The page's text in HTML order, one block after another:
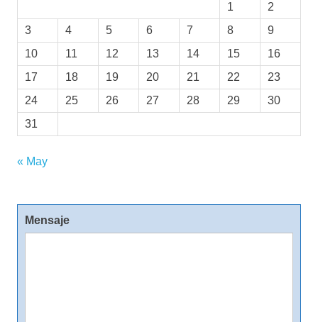
1
2
3
4 5 6 7 8
9
10
11 12 13 14 15
16
17
18 19 20 21 22
23
24
25 26 27 28 29
30
31
« May
Mensaje